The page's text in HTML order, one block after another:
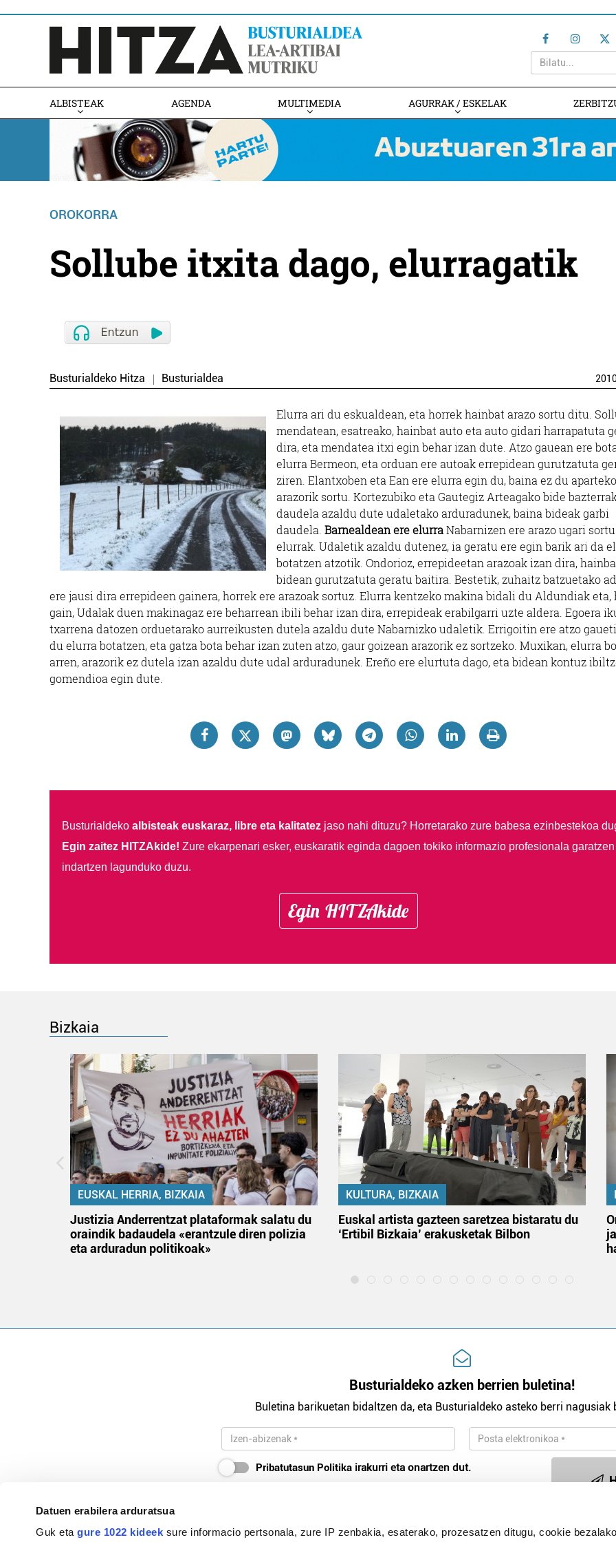
Datuen erabilera arduratsua
Guk etagure 1022 kideek sure informacio pertsonala, zure IP zenbakia, esaterako, prozesatzen ditugu, cookie
ALBISTEAK AGENDA MULTIMEDIA AGURRAK / ESKELAK
OROKORRA
Sollube itxita dago, elurragatik
Busturialdeko Hitza Busturialdea
Elurra ari du eskualdean, eta horrek hainbat arazo sortu ditu.
mendatean, esatreako, hainbat auto eta auto gidari harrapatuta
dira, eta mendatea itxi egin behar izan dute. Atzo gauean ere
elurra Bermeon, eta orduan ere autoak errepidean gurutzatuta
ziren. Elantxoben eta Ean ere elurra egin du, baina ez du aparteko
arazorik sortu. Kortezubiko eta Gautegiz Arteagako bide
daudela azaldu dute udaletako arduradunek, baina bideak garbi
daudela. Barnealdean ere elurraNabarnizen ere arazo ugari
elurrak. Udaletik azaldu dutenez, ia geratu ere egin barik ari da
botatzen atzotik. Ondorioz, errepideetan arazoak izan dira,
bidean gurutzatuta geratu baitira. Bestetik, zuhaitz batzuetako
ere jausi dira errepideen gainera, horrek ere arazoak sortuz. Elurra kentzeko makina bidali du Aldundiak eta,
gain, Udalak duen makinagaz ere beharrean ibili behar izan dira, errepideak erabilgarri uzte aldera. Egoera
txarrena datozen orduetarako aurreikusten dutela azaldu dute Nabarnizko udaletik. Errigoitin ere atzo
du elurra botatzen, eta gatza bota behar izan zuten atzo, gaur goizean arazorik ez sortzeko. Muxikan, elurra
arren, arazorik ez dutela izan azaldu dute udal arduradunek. Ereño ere elurtuta dago, eta bidean kontuz
gomendioa egin dute.
Busturialdeko albisteak euskaraz, libre eta kalitatezjaso nahi dituzu? Horretarako zure babesa ezinbestekoa
Egin zaitez HITZAkide! Zure ekarpenari esker, euskaratik eginda dagoen tokiko informazio profesionala garatzen
indartzen lagunduko duzu.
Egin HITZAkide
Bizkaia
EUSKAL HERRIA, BIZKAIA
Justizia Anderrentzat plataformak salatu du
oraindik badaudela «erantzule diren polizia
eta arduradun politikoak»
KULTURA, BIZKAIA
Euskal artista gazteen saretzea bistaratu du
‘Ertibil Bizkaia’ erakusketak Bilbon
Busturialdeko azken berrien buletina!
Buletina barikuetan bidaltzen da, eta Busturialdeko asteko berri nagusiak
Pribatutasun Politika irakurri eta onartzen dut.